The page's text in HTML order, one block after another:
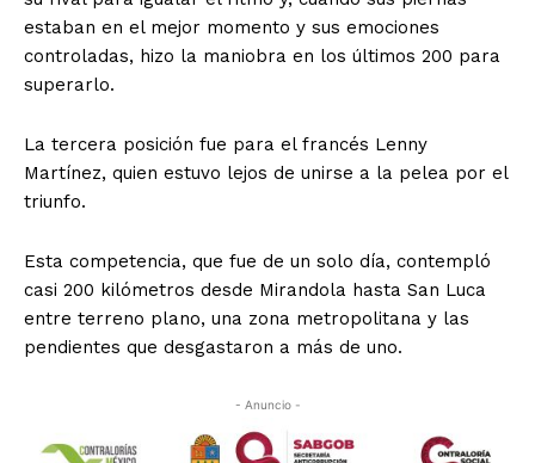
estaban en el mejor momento y sus emociones
controladas, hizo la maniobra en los últimos 200 para
superarlo.
La tercera posición fue para el francés Lenny
Martínez, quien estuvo lejos de unirse a la pelea por el
triunfo.
Esta competencia, que fue de un solo día, contempló
casi 200 kilómetros desde Mirandola hasta San Luca
entre terreno plano, una zona metropolitana y las
pendientes que desgastaron a más de uno.
- Anuncio -